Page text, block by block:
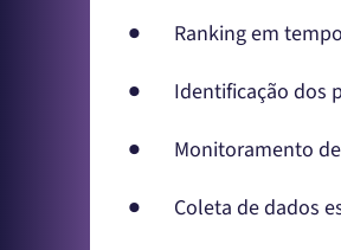
● Ranking em
● Identificação dos
● Monitoramento de
● Coleta de dados